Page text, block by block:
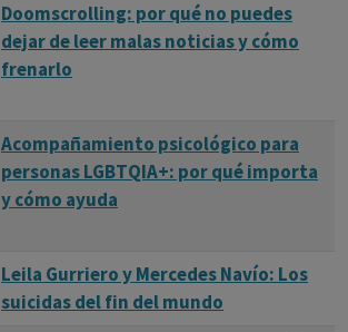
Doomscrolling: por qué no puedes
dejar de leer malas noticias y cómo
frenarlo
Acompañamiento psicológico para
personas LGBTQIA+: por qué importa
y cómo ayuda
Leila Gurriero y Mercedes Navío: Los
suicidas del fin del mundo